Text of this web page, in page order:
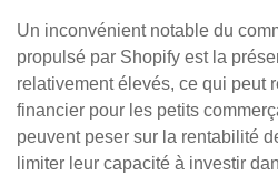
Un inconvénient notable du
propulsé par Shopify est la
relativement élevés, ce qui peut
financier pour les petits
peuvent peser sur la rentabilité
limiter leur capacité à investir